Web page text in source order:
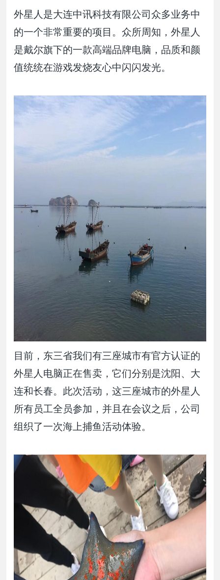
外星人是大连中讯科技有限公司众多业务中
的一个非常重要的项目。众所周知，外星人
是戴尔旗下的一款高端品牌电脑，品质和颜
值统统在游戏发烧友心中闪闪发光。
目前，东三省我们有三座城市有官方认证的
外星人电脑正在售卖，它们分别是沈阳、大
连和长春。此次活动，这三座城市的外星人
所有员工全员参加，并且在会议之后，公司
组织了一次海上捕鱼活动体验。